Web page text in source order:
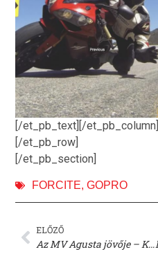
[/et_pb_text][/et_pb_column]
[/et_pb_row]
[/et_pb_section]
FORCITE,GOPRO
ELŐZŐ
Az MV Agusta jövője – KTM tárgyalások